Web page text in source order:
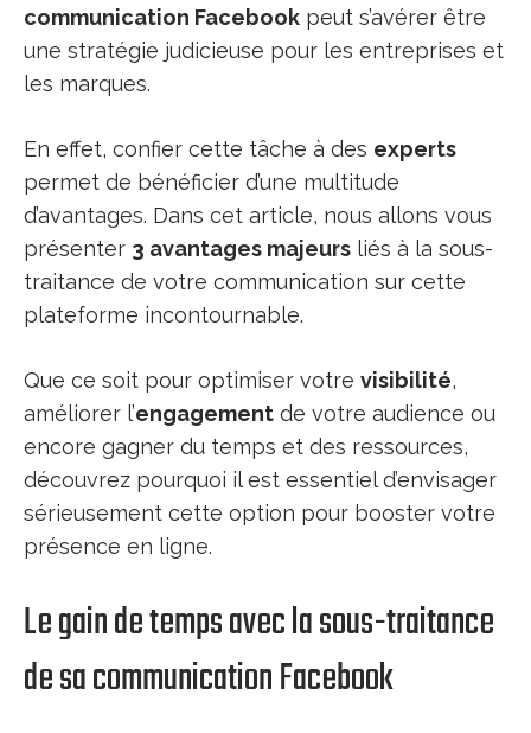
communication Facebook peut s’avérer être
une stratégie judicieuse pour les entreprises et
les marques.
En effet, confier cette tâche à des experts
permet de bénéficier d’une multitude
d’avantages. Dans cet article, nous allons vous
présenter 3 avantages majeurs liés à la sous-
traitance de votre communication sur cette
plateforme incontournable.
Que ce soit pour optimiser votre visibilité,
améliorer l’engagement de votre audience ou
encore gagner du temps et des ressources,
découvrez pourquoi il est essentiel d’envisager
sérieusement cette option pour booster votre
présence en ligne.
Le gain de temps avec la sous-traitance
de sa communication Facebook